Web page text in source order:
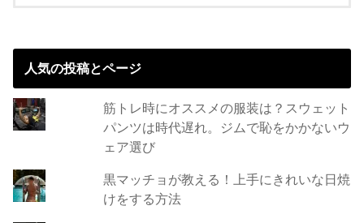
人気の投稿とページ
筋トレ時にオススメの服装は？スウェット
パンツは時代遅れ。ジムで恥をかかないウ
ェア選び
黒マッチョが教える！上手にきれいな日焼
けをする方法